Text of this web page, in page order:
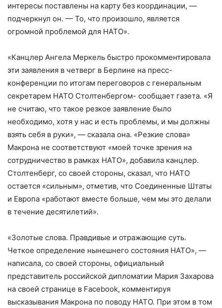
интересы поставлены на карту без координации, —
подчеркнул он. — То, что произошло, является
огромной проблемой для НАТО».
«Канцлер Ангела Меркель быстро прокомментировала
эти заявления в четверг в Берлине на пресс-
конференции по итогам переговоров с генеральным
секретарем НАТО Столтенбергом- сообщает газета. «Я
не считаю, что такое резкое заявление было
необходимо, хотя у нас и есть проблемы, и мы должны
взять себя в руки», — сказала она. «Резкие слова»
Макрона не соответствуют «моей точке зрения на
сотрудничество в рамках НАТО», добавила канцлер.
Столтенберг, со своей стороны, сказал, что НАТО
остается «сильным», отметив, что Соединенные Штаты
и Европа «работают вместе больше, чем мы это делали
в течение десятилетий».
«Золотые слова. Правдивые и отражающие суть.
Четкое определение нынешнего состояния НАТО», —
написала, со своей стороны, официальный
представитель российской дипломатии Мария Захарова
на своей странице в Facebook, комментируя
высказывания Макрона по поводу НАТО. При этом в том